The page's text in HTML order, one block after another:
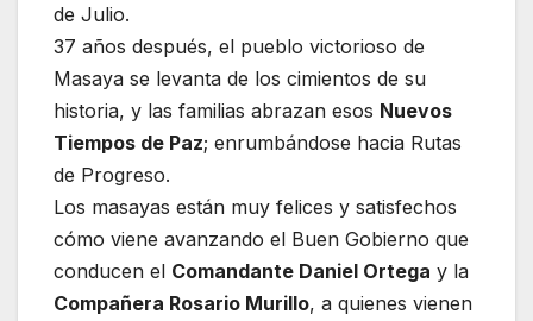
de Julio.
37 años después, el pueblo victorioso de
Masaya se levanta de los cimientos de su
historia, y las familias abrazan esos Nuevos
Tiempos de Paz; enrumbándose hacia Rutas
de Progreso.
Los masayas están muy felices y satisfechos
cómo viene avanzando el Buen Gobierno que
conducen el Comandante Daniel Ortega y la
Compañera Rosario Murillo, a quienes vienen